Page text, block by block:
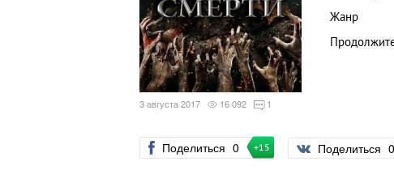
3 августа 2017 16 092 1
Жанр
Поделиться 0 +15 Поделиться 0